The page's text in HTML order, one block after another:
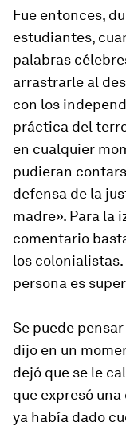
Fue entonces,
estudiantes,
palabras
arrastrarle al
con los
práctica del
en cualquier
pudieran
defensa de la
madre». Para la
comentario
los colonialistas.
persona es
Se puede
dijo en un
dejó que se le
que expresó
ya había dado